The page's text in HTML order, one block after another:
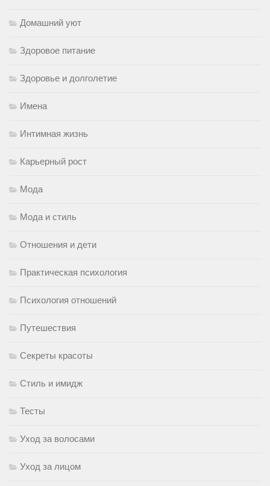
Домашний уют
Здоровое питание
Здоровье и долголетие
Имена
Интимная жизнь
Карьерный рост
Мода
Мода и стиль
Отношения и дети
Практическая психология
Психология отношений
Путешествия
Секреты красоты
Стиль и имидж
Тесты
Уход за волосами
Уход за лицом